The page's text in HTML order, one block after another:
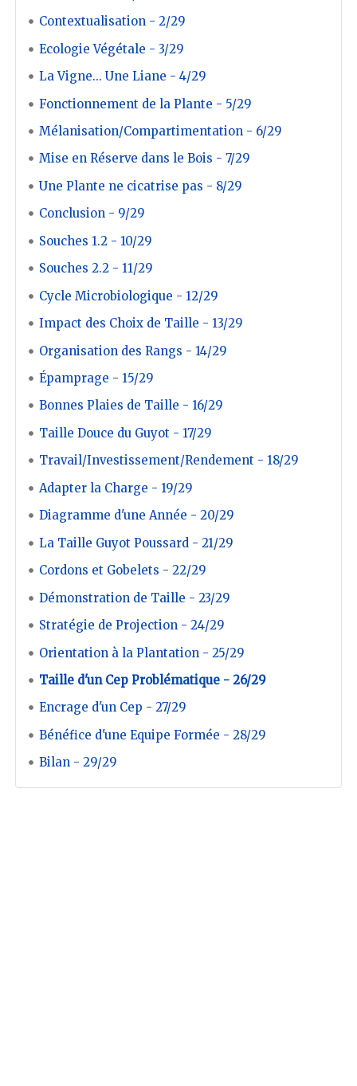
Contextualisation - 2/29
Ecologie Végétale - 3/29
La Vigne... Une Liane - 4/29
Fonctionnement de la Plante - 5/29
Mélanisation/Compartimentation - 6/29
Mise en Réserve dans le Bois - 7/29
Une Plante ne cicatrise pas - 8/29
Conclusion - 9/29
Souches 1.2 - 10/29
Souches 2.2 - 11/29
Cycle Microbiologique - 12/29
Impact des Choix de Taille - 13/29
Organisation des Rangs - 14/29
Épamprage - 15/29
Bonnes Plaies de Taille - 16/29
Taille Douce du Guyot - 17/29
Travail/Investissement/Rendement - 18/29
Adapter la Charge - 19/29
Diagramme d'une Année - 20/29
La Taille Guyot Poussard - 21/29
Cordons et Gobelets - 22/29
Démonstration de Taille - 23/29
Stratégie de Projection - 24/29
Orientation à la Plantation - 25/29
Taille d'un Cep Problématique - 26/29
Encrage d'un Cep - 27/29
Bénéfice d'une Equipe Formée - 28/29
Bilan - 29/29